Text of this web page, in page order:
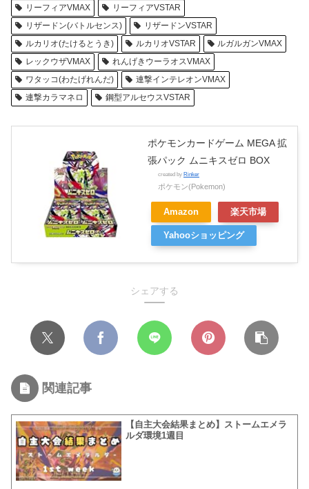
リーフィアVMAX
リーフィアVSTAR
リザードン(バトルセンス)
リザードンVSTAR
ルカリオ(たけるとうき)
ルカリオVSTAR
ルガルガンVMAX
レックウザVMAX
れんげきウーラオスVMAX
ワタッコ(わたげれんだ)
連撃インテレオンVMAX
連撃カラマネロ
鋼型アルセウスVSTAR
ポケモンカードゲーム MEGA 拡
張パック ムニキスゼロ BOX
created by Rinker
ポケモン(Pokemon)
Amazon 楽天市場
Yahooショッピング
シェアする
関連記事
【自主大会結果まとめ】ストームエメラ
ルダ環境1週目